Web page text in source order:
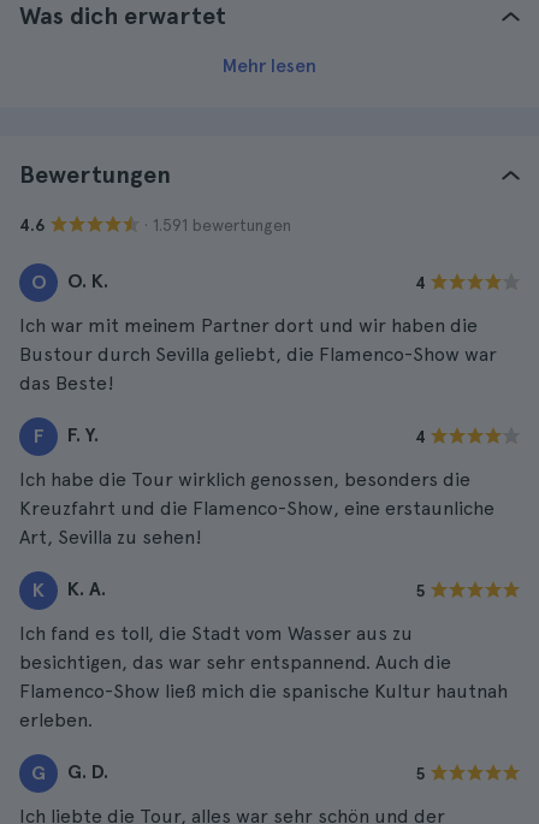
Was dich erwartet
Mehr lesen
Bewertungen
4.6 · 1.591 bewertungen
O O. K. 4
Ich war mit meinem Partner dort und wir haben die
Bustour durch Sevilla geliebt, die Flamenco-Show war
das Beste!
F F. Y. 4
Ich habe die Tour wirklich genossen, besonders die
Kreuzfahrt und die Flamenco-Show, eine erstaunliche
Art, Sevilla zu sehen!
K K. A. 5
Ich fand es toll, die Stadt vom Wasser aus zu
besichtigen, das war sehr entspannend. Auch die
Flamenco-Show ließ mich die spanische Kultur hautnah
erleben.
G G. D. 5
Ich liebte die Tour, alles war sehr schön und der